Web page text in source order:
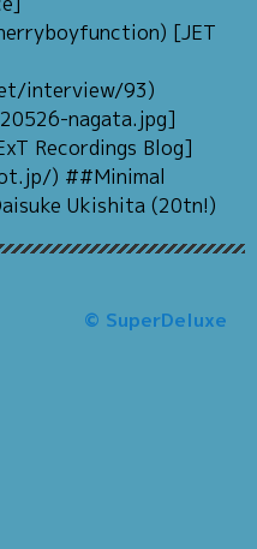
[JET
interview/93)
nagata.jpg]
Recordings Blog]
) ##Minimal
Ukishita (20tn!)
© SuperDeluxe